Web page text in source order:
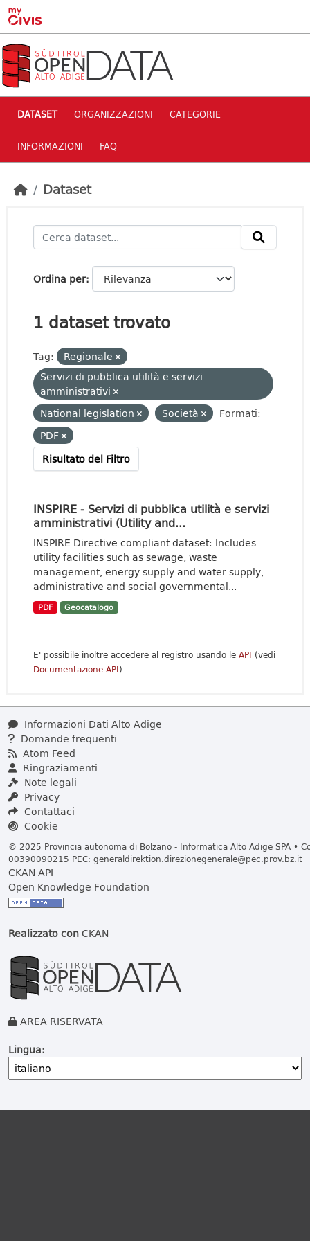
Skip to main content
DATASET ORGANIZZAZIONI CATEGORIE
INFORMAZIONI FAQ
Dataset
Ordina per
1 dataset trovato
Tag:
Regionale
Servizi di pubblica utilità e servizi
amministrativi
National legislation
Società
Formati:
PDF
Risultato del Filtro
INSPIRE - Servizi di pubblica utilità e servizi
amministrativi (Utility and...
INSPIRE Directive compliant dataset: Includes
utility facilities such as sewage, waste
management, energy supply and water supply,
administrative and social governmental...
PDF Geocatalogo
E' possibile inoltre accedere al registro usando le API (vedi
Documentazione API).
Informazioni Dati Alto Adige
Domande frequenti
Atom Feed
Ringraziamenti
Note legali
Privacy
Contattaci
Cookie
© 2025 Provincia autonoma di Bolzano - Informatica Alto Adige SPA •
00390090215 PEC: generaldirektion.direzionegenerale@pec.prov.bz.it
CKAN API
Open Knowledge Foundation
Realizzato conCKAN
AREA RISERVATA
Lingua